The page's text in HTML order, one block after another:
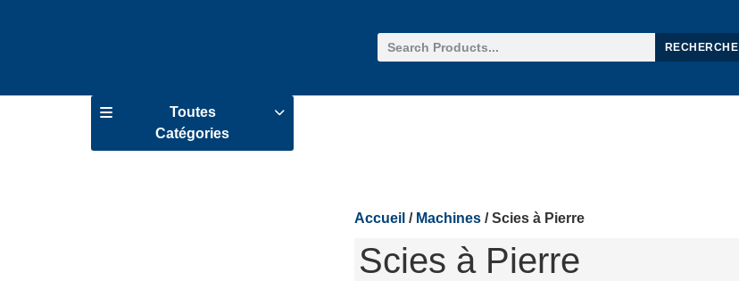
RECHERCHE
Toutes
Catégories
Accueil / Machines / Scies à Pierre
Scies à Pierre